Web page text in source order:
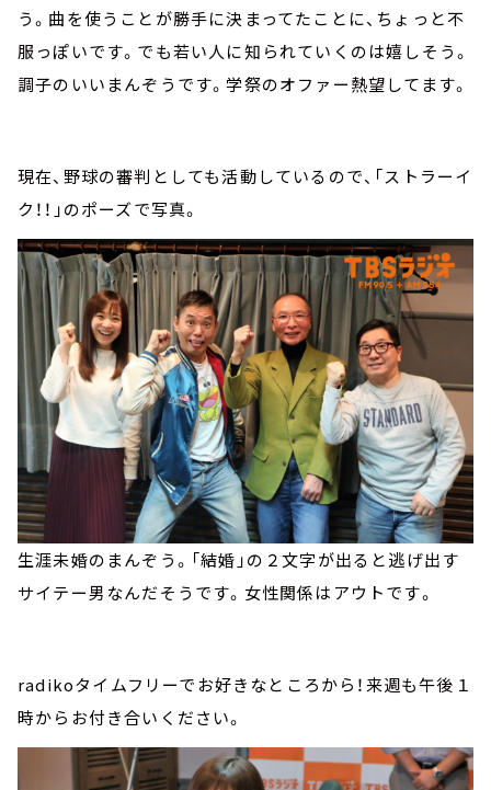
う。曲を使うことが勝手に決まってたことに、ちょっと不
服っぽいです。でも若い人に知られていくのは嬉しそう。
調子のいいまんぞうです。学祭のオファー熱望してます。
現在、野球の審判としても活動しているので、「ストラーイ
ク！！」のポーズで写真。
生涯未婚のまんぞう。「結婚」の２文字が出ると逃げ出す
サイテー男なんだそうです。女性関係はアウトです。
radikoタイムフリーでお好きなところから！来週も午後１
時からお付き合いください。